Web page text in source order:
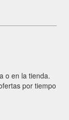
o en la tienda.
por tiempo